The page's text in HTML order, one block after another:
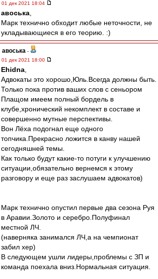
01 дек 2021 18:04
авоська
Марк технично обходит любые неточности, не
укладывающиеся в его теорию. :)
авоська -
01 дек 2021 18:00
Ehidna
Адвокаты это хорошо,Юль.Всегда должны быть.
Только пока против ваших слов с сеньором
Плащом имеем полный бордель в
клубе,хронический некомплект в составе и
совершенно мутные перспективы.
Вон Лёха подогнал еще одного
топчика.Прекрасно ложится в канву нашей
сегодняшней темы.
Как только будут какие-то потуги к улучшению
ситуации,обязательно вернемся к этому
разговору и еще раз заслушаем адвокатов)
Марк технично опустил первые два сезона Руя
в Аравии.Золото и серебро.Полуфинал
местной ЛЧ.
(наверняка занимался ЛЧ,а на чемпионат
забил хер)
В следующем ушли лидеры,проблемы с ЗП и
команда поехала вниз.Нормальная ситуация.